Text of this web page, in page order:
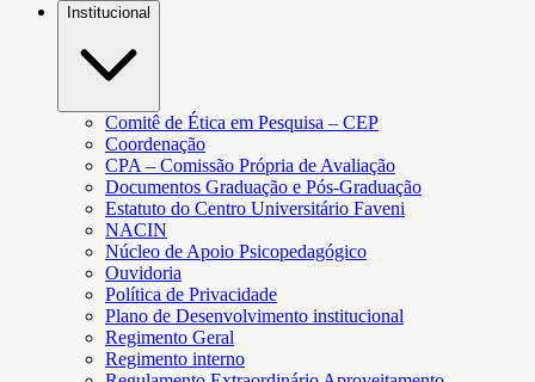
Institucional
Comitê de Ética em Pesquisa – CEP
Coordenação
CPA – Comissão Própria de Avaliação
Documentos Graduação e Pós-Graduação
Estatuto do Centro Universitário Faveni
NACIN
Núcleo de Apoio Psicopedagógico
Ouvidoria
Política de Privacidade
Plano de Desenvolvimento institucional
Regimento Geral
Regimento interno